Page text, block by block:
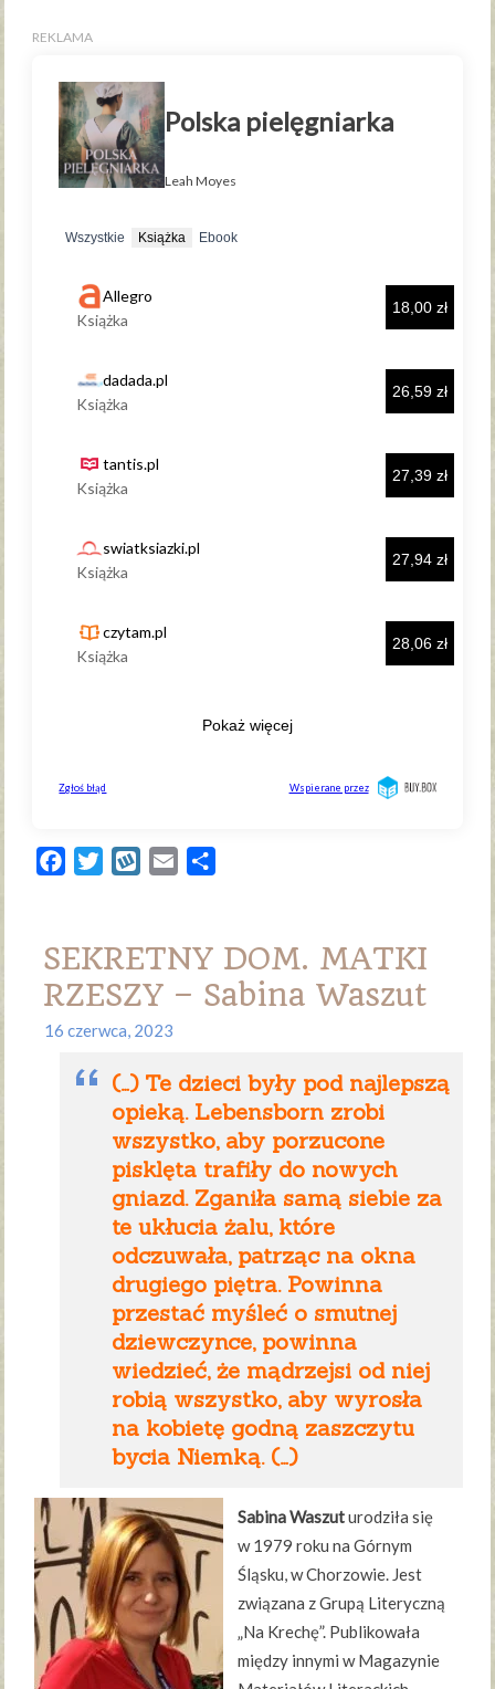
FacebookTwitterWykopEmail
SEKRETNY DOM. MATKI
RZESZY – Sabina Waszut
16 czerwca, 2023
(…) Te dzieci były pod najlepszą
opieką. Lebensborn zrobi
wszystko, aby porzucone
pisklęta trafiły do nowych
gniazd. Zganiła samą siebie za
te ukłucia żalu, które
odczuwała, patrząc na okna
drugiego piętra. Powinna
przestać myśleć o smutnej
dziewczynce, powinna
wiedzieć, że mądrzejsi od niej
robią wszystko, aby wyrosła
na kobietę godną zaszczytu
bycia Niemką. (…)
Sabina Waszuturodziła się
w 1979 roku na Górnym
Śląsku, w Chorzowie. Jest
związana z Grupą Literyczną
„Na Krechę”. Publikowała
między innymi w Magazynie